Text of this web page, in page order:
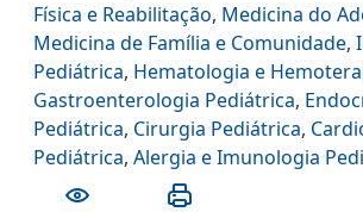
Física e Reabilitação, Medicina do
Medicina de Família e Comunidade,
Pediátrica, Hematologia e
Gastroenterologia Pediátrica,
Pediátrica, Cirurgia Pediátrica,
Pediátrica, Alergia e Imunologia